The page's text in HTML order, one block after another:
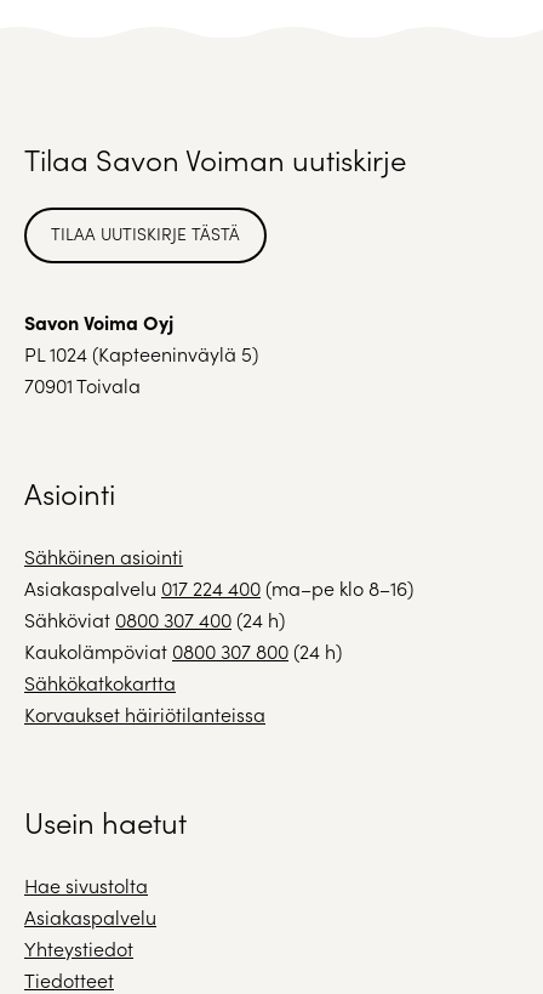
Tilaa Savon Voiman uutiskirje
TILAA UUTISKIRJE TÄSTÄ
Savon Voima Oyj
PL 1024 (Kapteeninväylä 5)
70901 Toivala
Asiointi
Sähköinen asiointi
Asiakaspalvelu 017 224 400(ma–pe klo 8–16)
Sähköviat 0800 307 400(24 h)
Kaukolämpöviat 0800 307 800(24 h)
Sähkökatkokartta
Korvaukset häiriötilanteissa
Usein haetut
Hae sivustolta
Asiakaspalvelu
Yhteystiedot
Tiedotteet